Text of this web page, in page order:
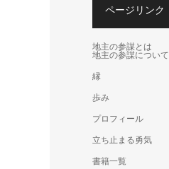
ページリンク
地主の参謀とは
地主の参謀について
縁
歩み
プロフィール
立ち止まる勇気
書籍一覧